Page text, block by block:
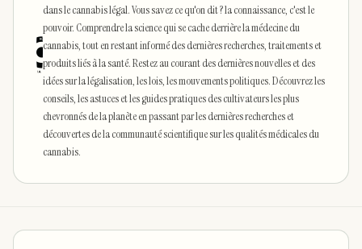
dans le cannabis légal. Vous savez ce qu'on dit ? la connaissance, c'est le
pouvoir. Comprendre la science qui se cache derrière la médecine du
cannabis, tout en restant informé des dernières recherches, traitements et
produits liés à la santé. Restez au courant des dernières nouvelles et des
idées sur la légalisation, les lois, les mouvements politiques. Découvrez les
conseils, les astuces et les guides pratiques des cultivateurs les plus
chevronnés de la planète en passant par les dernières recherches et
découvertes de la communauté scientifique sur les qualités médicales du
cannabis.